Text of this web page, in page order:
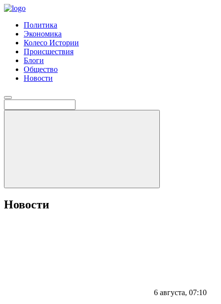
Политика
Экономика
Колесо Истории
Происшествия
Блоги
Общество
Новости
Новости
6 августа, 07:10